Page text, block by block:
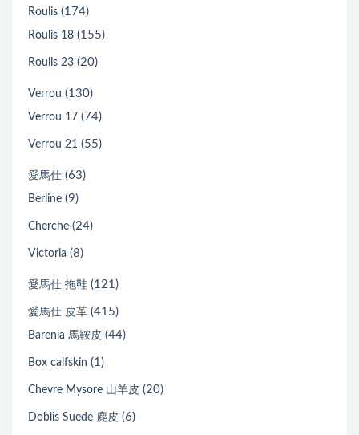
Roulis (174)
Roulis 18 (155)
Roulis 23 (20)
Verrou (130)
Verrou 17 (74)
Verrou 21 (55)
愛馬仕 (63)
Berline (9)
Cherche (24)
Victoria (8)
愛馬仕 拖鞋 (121)
愛馬仕 皮革 (415)
Barenia 馬鞍皮 (44)
Box calfskin (1)
Chevre Mysore 山羊皮 (20)
Doblis Suede 麂皮 (6)